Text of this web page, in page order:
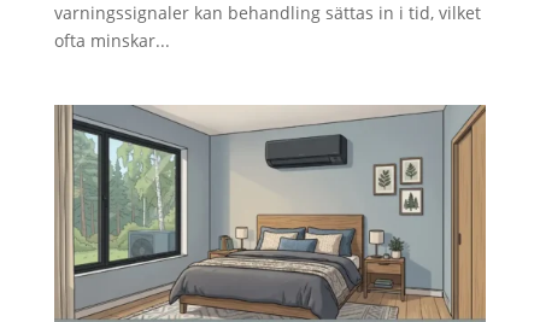
varningssignaler kan behandling sättas in i tid, vilket
ofta minskar...